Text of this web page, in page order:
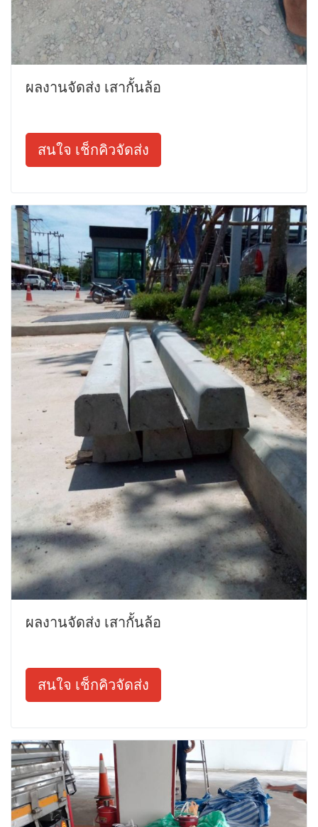
ผลงานจัดส่ง เสากั้นล้อ
สนใจ เช็กคิวจัดส่ง
ผลงานจัดส่ง เสากั้นล้อ
สนใจ เช็กคิวจัดส่ง